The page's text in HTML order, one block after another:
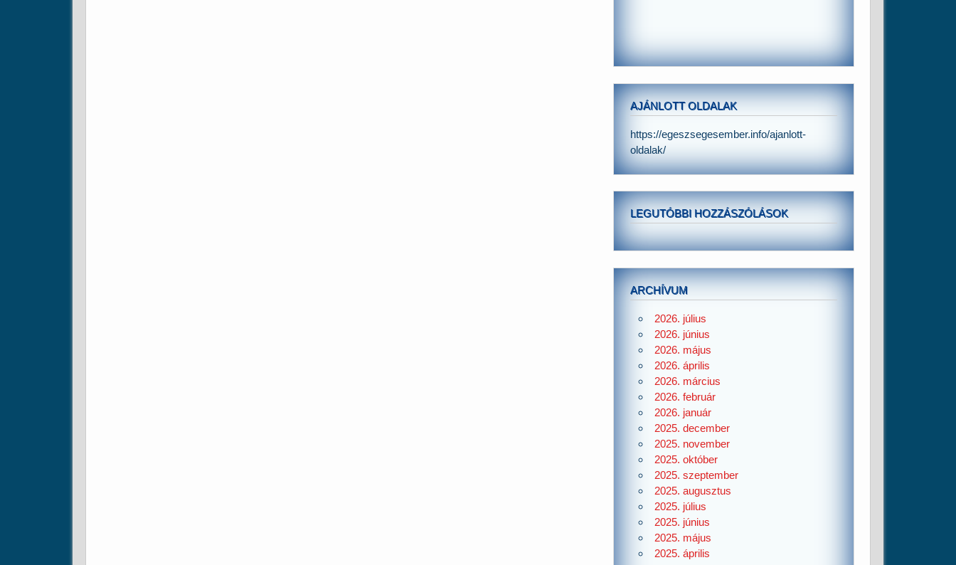
AJÁNLOTT OLDALAK
https://egeszsegesember.info/ajanlott-
oldalak/
LEGUTÓBBI HOZZÁSZÓLÁSOK
ARCHÍVUM
2026. július
2026. június
2026. május
2026. április
2026. március
2026. február
2026. január
2025. december
2025. november
2025. október
2025. szeptember
2025. augusztus
2025. július
2025. június
2025. május
2025. április